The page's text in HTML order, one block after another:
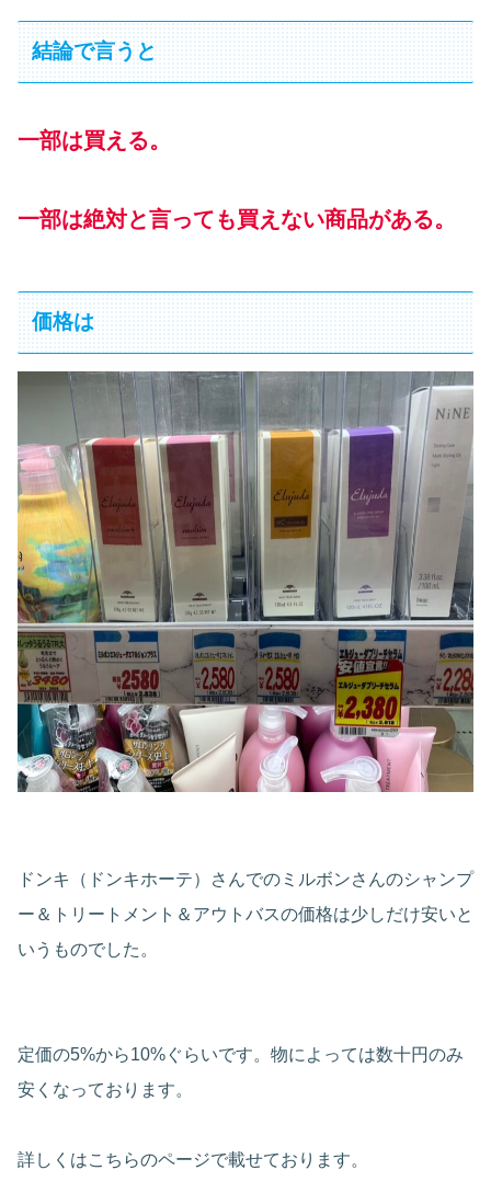
結論で言うと
一部は買える。
一部は絶対と言っても買えない商品がある。
価格は
ドンキ（ドンキホーテ）さんでのミルボンさんのシャンプ
ー＆トリートメント＆アウトバスの価格は少しだけ安いと
いうものでした。
定価の5%から10%ぐらいです。物によっては数十円のみ
安くなっております。
詳しくはこちらのページで載せております。